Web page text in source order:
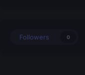
Followers 0